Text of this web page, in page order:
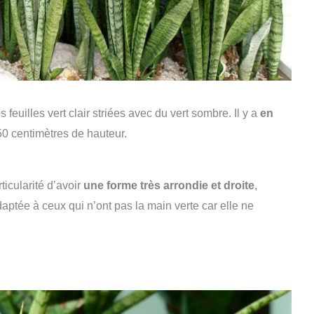
feuilles vert clair striées avec du vert sombre. Il y a en
centimètres de hauteur.
d’avoir une forme très arrondie et droite,
à ceux qui n’ont pas la main verte car elle ne